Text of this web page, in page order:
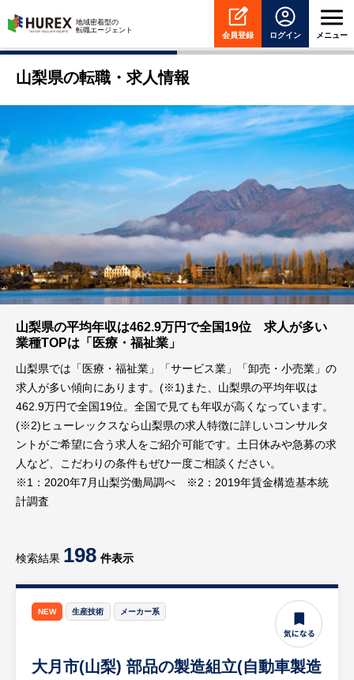
HUREX
地域密着型の
転職エージェント
会員登録 ログイン メニュー
山梨県の転職・求人情報
山梨県の平均年収は462.9万円で全国19位 求人が多い
業種TOPは「医療・福祉業」
山梨県では「医療・福祉業」「サービス業」「卸売・小売業」の
求人が多い傾向にあります。(※1)また、山梨県の平均年収は
462.9万円で全国19位。全国で見ても年収が高くなっています。
(※2)ヒューレックスなら山梨県の求人特徴に詳しいコンサルタ
ントがご希望に合う求人をご紹介可能です。土日休みや急募の求
人など、こだわりの条件もぜひ一度ご相談ください。
※1：2020年7月山梨労働局調べ ※2：2019年賃金構造基本統
計調査
検索結果 198 件表示
NEW 生産技術 メーカー系
大月市(山梨) 部品の製造組立(自動車製造